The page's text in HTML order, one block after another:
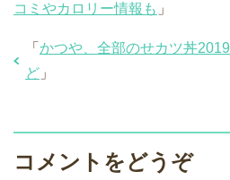
コミやカロリー情報も 」
「 かつや、全部のせカツ丼
ど 」
コメントをどうぞ